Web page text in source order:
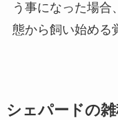
う事になった場合
態から飼い始める
シェパードの